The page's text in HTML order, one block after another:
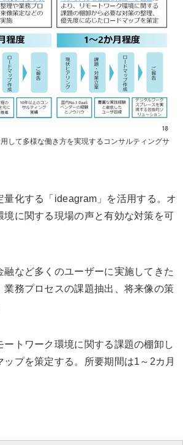
して多様な働き方を実現するコンサルティングサ
化する「ideagram」を活用する。オ
に関する現場の声と有効な対策を可
など多くのユーザーに実施してきた
務プロセスの課題抽出、将来像の策
トワーク環境に関する課題の棚卸し
プを策定する。所要期間は1～2カ月